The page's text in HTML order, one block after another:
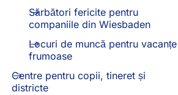
Sărbători fericite pentru
companiile din Wiesbaden
Locuri de muncă pentru vacanțe
frumoase
Centre pentru copii, tineret și
districte